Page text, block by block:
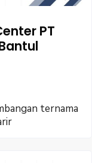
PT
ternama